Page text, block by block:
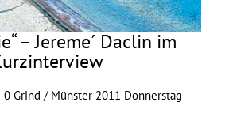
– Jereme´ Daclin im
0 Grind / Münster 2011 Donnerstag